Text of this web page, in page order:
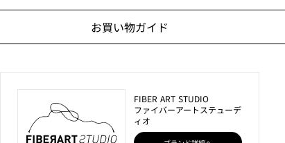
お買い物ガイド
FIBER ART STUDIO
ファイバーアートステューデ
ィオ